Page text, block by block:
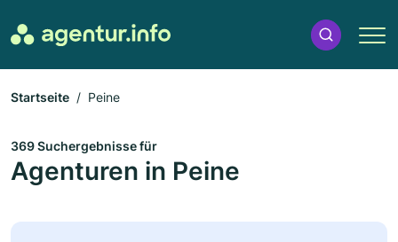
Startseite Peine
369 Suchergebnisse für
Agenturen in Peine